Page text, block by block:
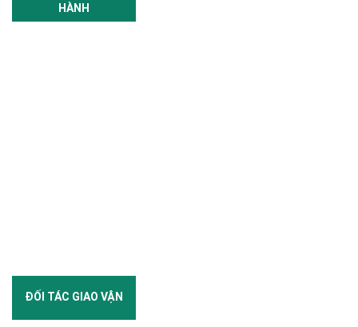
HÀNH
ĐỐI TÁC GIAO VẬN